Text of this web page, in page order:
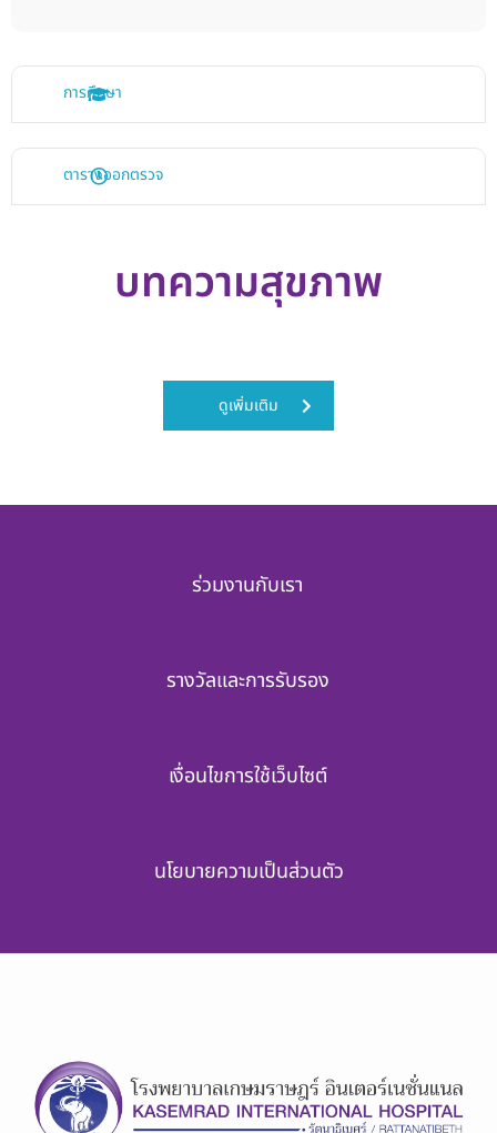
การศึกษา
ตารางออกตรวจ
บทความสุขภาพ
ดูเพิ่มเติม
ร่วมงานกับเรา
รางวัลและการรับรอง
เงื่อนไขการใช้เว็บไซต์
นโยบายความเป็นส่วนตัว